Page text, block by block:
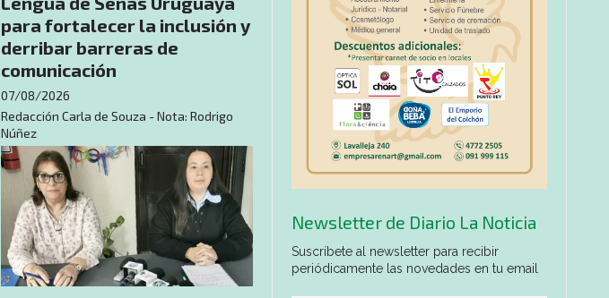
para fortalecer la inclusión y
derribar barreras de
comunicación
Redacción Carla de Souza - Nota: Rodrigo
Núñez
07/08/2026
Newsletter de Diario La Noticia
Suscríbete al newsletter para recibir
periódicamente las novedades en tu email